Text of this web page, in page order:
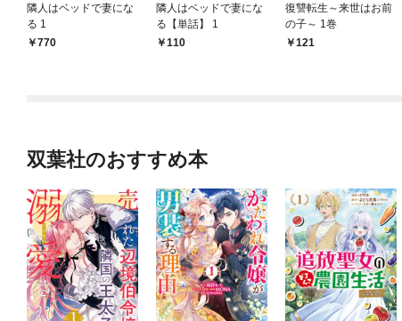
隣人はベッドで妻にな
る 1
770
隣人はベッドで妻にな
る【単話】 1
110
復讐転生～来世はお前
の子～ 1巻
121
双葉社のおすすめ本